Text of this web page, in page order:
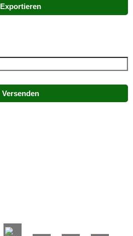
Exportieren
Versenden